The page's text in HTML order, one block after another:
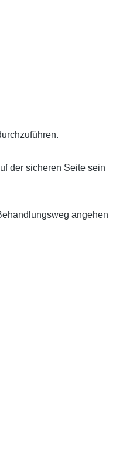
der sicheren Seite sein
angehen